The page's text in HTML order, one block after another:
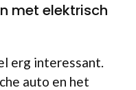
met elektrisch
erg interessant.
auto en het